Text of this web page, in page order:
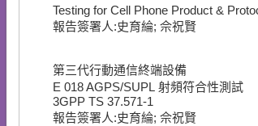
Testing for Cell Phone Product &
報告簽署人:史育綸; 佘祝賢
第三代行動通信終端設備
E 018 AGPS/SUPL 射頻符合性測試
3GPP TS 37.571-1
報告簽署人:史育綸; 佘祝賢